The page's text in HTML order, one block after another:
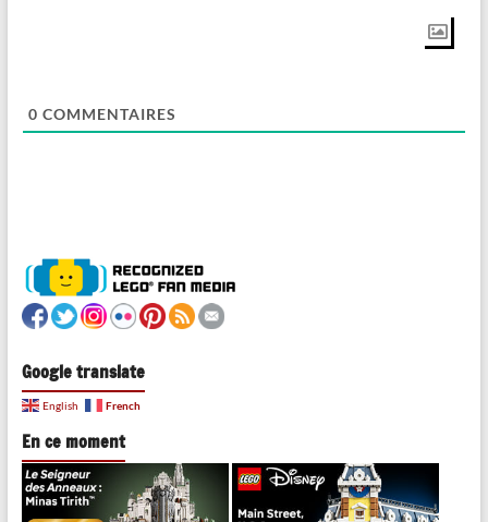
0 COMMENTAIRES
Google translate
English French
En ce moment